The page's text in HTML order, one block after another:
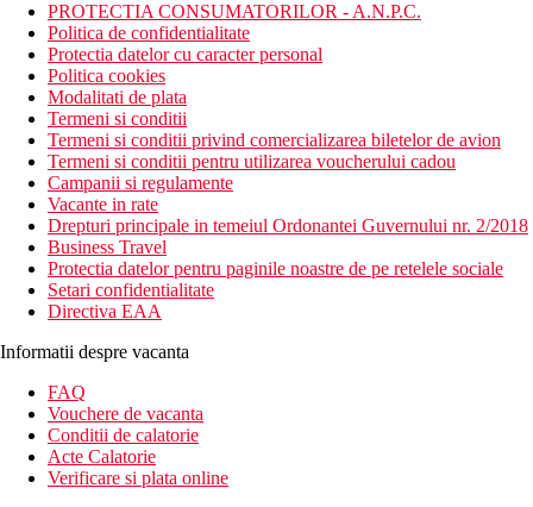
PROTECTIA CONSUMATORILOR - A.N.P.C.
Politica de confidentialitate
Protectia datelor cu caracter personal
Politica cookies
Modalitati de plata
Termeni si conditii
Termeni si conditii privind comercializarea biletelor de avion
Termeni si conditii pentru utilizarea voucherului cadou
Campanii si regulamente
Vacante in rate
Drepturi principale in temeiul Ordonantei Guvernului nr. 2/2018
Business Travel
Protectia datelor pentru paginile noastre de pe retelele sociale
Setari confidentialitate
Directiva EAA
Informatii despre vacanta
FAQ
Vouchere de vacanta
Conditii de calatorie
Acte Calatorie
Verificare si plata online